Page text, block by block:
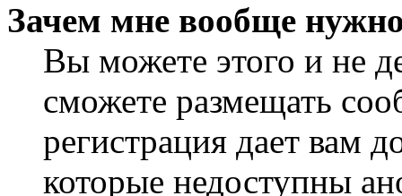
Зачем мне вообще
Вы можете этого и не
сможете размещать
регистрация дает вам
которые недоступны